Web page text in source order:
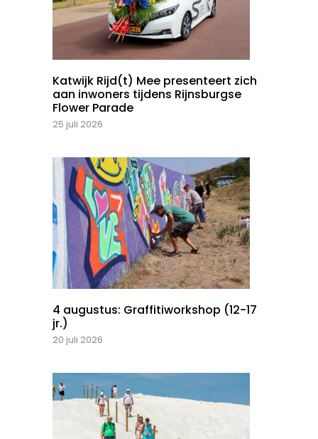
Katwijk Rijd(t) Mee presenteert zich
aan inwoners tijdens Rijnsburgse
Flower Parade
25 juli 2026
4 augustus: Graffitiworkshop (12-17
jr.)
20 juli 2026